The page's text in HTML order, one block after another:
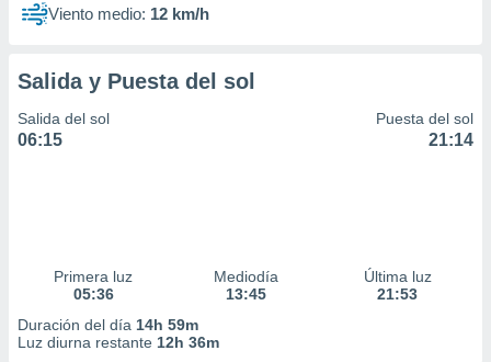
Viento medio: 12 km/h
Salida y Puesta del sol
Salida del sol
06:15
Puesta del sol
21:14
Primera luz
05:36
Mediodía
13:45
Última luz
21:53
Duración del día 14h 59m
Luz diurna restante 12h 36m